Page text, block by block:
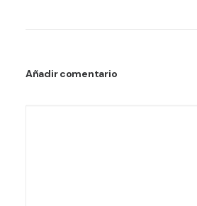
Añadir comentario